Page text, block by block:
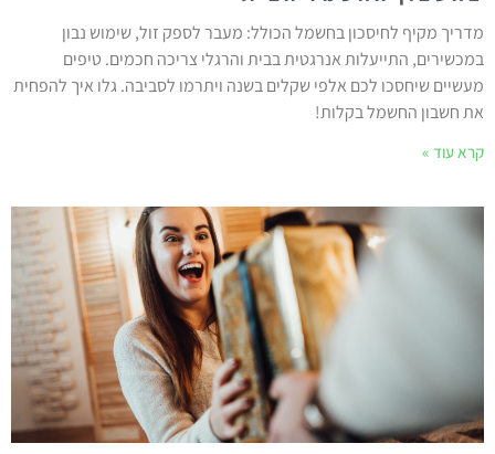
מדריך מקיף לחיסכון בחשמל הכולל: מעבר לספק זול, שימוש נבון
במכשירים, התייעלות אנרגטית בבית והרגלי צריכה חכמים. טיפים
מעשיים שיחסכו לכם אלפי שקלים בשנה ויתרמו לסביבה. גלו איך להפחית
את חשבון החשמל בקלות!
קרא עוד »